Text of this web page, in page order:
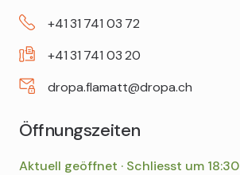
+4131 741 03 72
+4131 741 0320
dropa.flamatt@dropa.ch
Öffnungszeiten
Aktuell geöffnet · Schliesst um 18:30